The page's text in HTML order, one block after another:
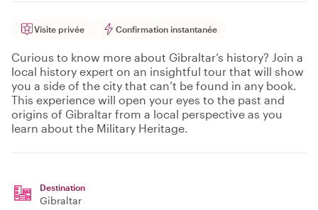
Visite privée Confirmation instantanée
Curious to know more about Gibraltar’s history? Join a
local history expert on an insightful tour that will show
you a side of the city that can’t be found in any book.
This experience will open your eyes to the past and
origins of Gibraltar from a local perspective as you
learn about the Military Heritage.
Destination
Gibraltar